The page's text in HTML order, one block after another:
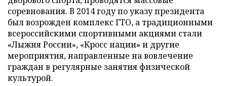
соревнования. В 2014 году по указу президента
был возрожден комплекс ГТО, а традиционными
всероссийскими спортивными акциями стали
«Лыжня России», «Кросс нации» и другие
мероприятия, направленные на вовлечение
граждан в регулярные занятия физической
культурой.